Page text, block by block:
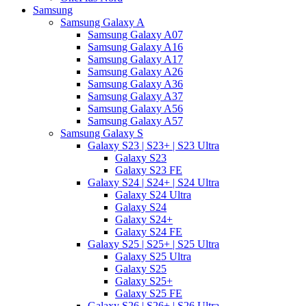
Samsung
Samsung Galaxy A
Samsung Galaxy A07
Samsung Galaxy A16
Samsung Galaxy A17
Samsung Galaxy A26
Samsung Galaxy A36
Samsung Galaxy A37
Samsung Galaxy A56
Samsung Galaxy A57
Samsung Galaxy S
Galaxy S23 | S23+ | S23 Ultra
Galaxy S23
Galaxy S23 FE
Galaxy S24 | S24+ | S24 Ultra
Galaxy S24 Ultra
Galaxy S24
Galaxy S24+
Galaxy S24 FE
Galaxy S25 | S25+ | S25 Ultra
Galaxy S25 Ultra
Galaxy S25
Galaxy S25+
Galaxy S25 FE